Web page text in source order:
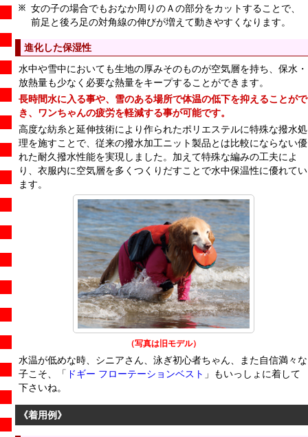
女の子の場合でもおなか周りのＡの部分をカットすることで、
前足と後ろ足の対角線の伸びが増えて動きやすくなります。
進化した保湿性
水中や雪中においても生地の厚みそのものが空気層を持ち、保水・
放熱量も少なく必要な熱量をキープすることができます。
長時間水に入る事や、雪のある場所で体温の低下を抑えることがで
き、ワンちゃんの疲労を軽減する事が可能です。
高度な紡糸と延伸技術により作られたポリエステルに特殊な撥水処
理を施すことで、従来の撥水加工ニット製品とは比較にならない優
れた耐久撥水性能を実現しました。加えて特殊な編みの工夫によ
り、衣服内に空気層を多くつくりだすことで水中保温性に優れてい
ます。
（写真は旧モデル）
水温が低めな時、シニアさん、泳ぎ初心者ちゃん、また自信満々な
子こそ、「 ドギー フローテーションベスト 」もいっしょに着して
下さいね。
《着用例》